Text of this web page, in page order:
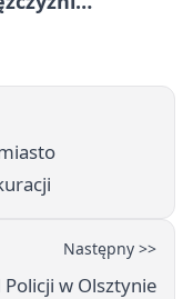
Następny >>
w Olsztynie